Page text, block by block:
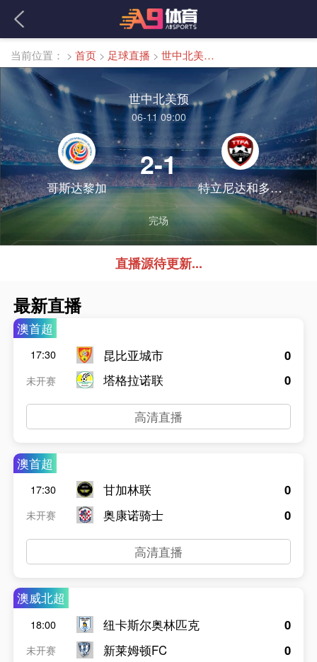
当前位置： > 首页 > 足球直播 > 世中北美预直播
世中北美预
06-11 09:00
哥斯达黎加
2-1
特立尼达和多巴哥
完场
直播源待更新...
最新直播
澳首超
17:30
未开赛
昆比亚城市
塔格拉诺联
0
0
高清直播
澳首超
17:30
未开赛
甘加林联
奥康诺骑士
0
0
高清直播
澳威北超
18:00
未开赛
纽卡斯尔奥林匹克
新莱姆顿FC
0
0